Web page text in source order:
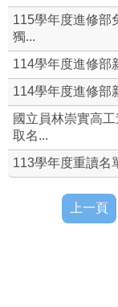
⇮ 升學資訊
學務組
本校整體課程
進修部課務辦
114學年度進
115學年度進修部
獨...
114學年度進修部
114學年度進修部
國立員林崇實高
取名...
113學年度重讀名
上一頁